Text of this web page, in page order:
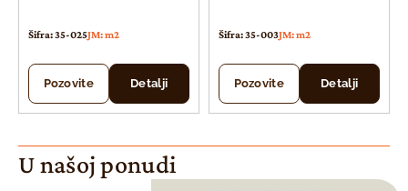
Šifra: 35-025JM: m2
Pozovite Detalji
Šifra: 35-003JM: m2
Pozovite Detalji
U našoj ponudi